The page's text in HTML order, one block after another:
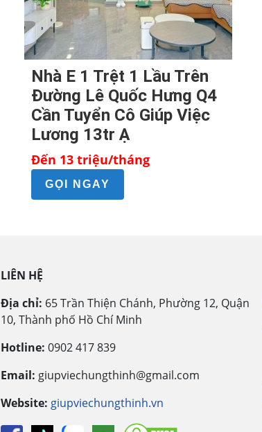
Nhà E 1 Trệt 1 Lầu Trên
Đường Lê Quốc Hưng Q4
Cần Tuyển Cô Giúp Việc
Lương 13tr Ạ
Đến 13 triệu/tháng
GỌI NGAY
LIÊN HỆ
Địa chỉ: 65 Trần Thiện Chánh, Phường 12, Quận
10, Thành phố Hồ Chí Minh
Hotline: 0902 417 839
Email: giupviechungthinh@gmail.com
Website: giupviechungthinh.vn